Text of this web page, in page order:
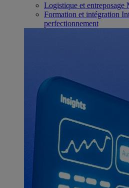
Logistique et entreposage
Formation et intégration
perfectionnement